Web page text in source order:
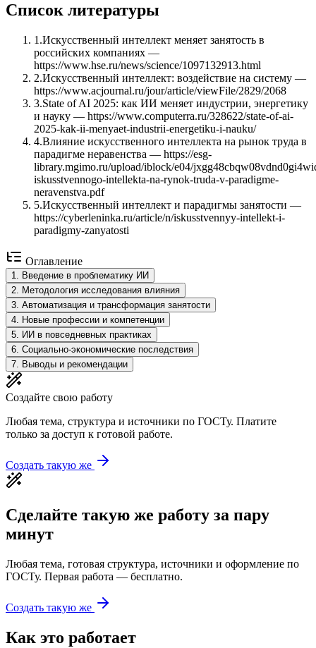
Список литературы
1 .Искусственный интеллект меняет занятость в
российских компаниях —
https://www.hse.ru/news/science/1097132913.html
2.Искусственный интеллект: воздействие на систему —
https://www.acjournal.ru/jour/article/viewFile/2829/2068
3.State of AI 2025: как ИИ меняет индустрии, энергетику
и науку — https://www.computerra.ru/328622/state-of-ai-
2025-kak-ii-menyaet-industrii-energetiku-i-nauku/
4.Влияние искусственного интеллекта на рынок труда в
парадигме неравенства — https://esg-
library.mgimo.ru/upload/iblock/e04/
iskusstvennogo-intellekta-na-rynok-truda-v-paradigme-
neravenstva.pdf
5.Искусственный интеллект и парадигмы занятости —
https://cyberleninka.ru/article/n/iskusstvennyy-intellekt-i-
paradigmy-zanyatosti
Оглавление
1. Введение в проблематику ИИ
2. Методология исследования влияния
3. Автоматизация и трансформация занятости
4. Новые профессии и компетенции
5. ИИ в повседневных практиках
6. Социально-экономические последствия
7. Выводы и рекомендации
Создайте свою работу
Любая тема, структура и источники по ГОСТу. Платите
только за доступ к готовой работе.
Создать такую же
Сделайте такую же работу за пару
минут
Любая тема, готовая структура, источники и оформление по
ГОСТу. Первая работа — бесплатно.
Создать такую же
Как это работает